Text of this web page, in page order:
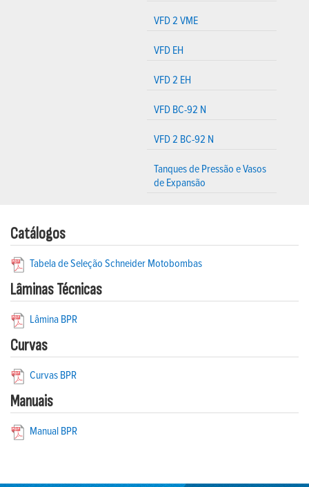
VFD 2 VME
VFD EH
VFD 2 EH
VFD BC-92 N
VFD 2 BC-92 N
Tanques de Pressão e Vasos
de Expansão
Catálogos
Tabela de Seleção Schneider Motobombas
Lâminas Técnicas
Lâmina BPR
Curvas
Curvas BPR
Manuais
Manual BPR